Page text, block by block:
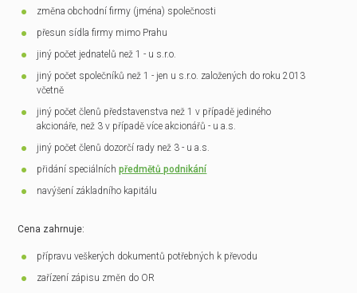
změna obchodní firmy (jména) společnosti
přesun sídla firmy mimo Prahu
jiný počet jednatelů než 1 - u s.r.o.
jiný počet společníků než 1 - jen u s.r.o. založených do roku 2013
včetně
jiný počet členů představenstva než 1 v případě jediného
akcionáře, než 3 v případě více akcionářů - u a.s.
jiný počet členů dozorčí rady než 3 - u a.s.
přidání speciálníchpředmětů podnikání
navýšení základního kapitálu
Cena zahrnuje:
přípravu veškerých dokumentů potřebných k převodu
zařízení zápisu změn do OR